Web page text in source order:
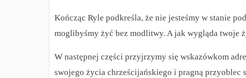
Kończąc Ryle podkreśla, że nie jesteśmy w stanie
moglibyśmy żyć bez modlitwy. A jak wygląda twoje
W następnej części przyjrzymy się wskazówkom
swojego życia chrześcijańskiego i pragną przyoblec